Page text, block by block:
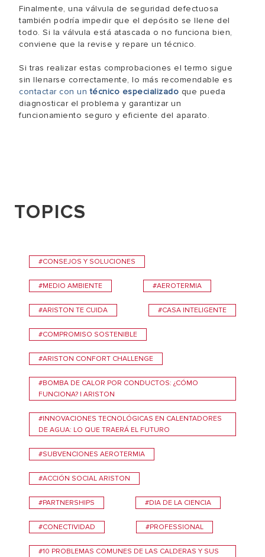
Finalmente, una válvula de seguridad defectuosa
también podría impedir que el depósito se llene del
todo. Si la válvula está atascada o no funciona bien,
conviene que la revise y repare un técnico.
Si tras realizar estas comprobaciones el termo sigue
sin llenarse correctamente, lo más recomendable es
contactar con untécnico especializado que pueda
diagnosticar el problema y garantizar un
funcionamiento seguro y eficiente del aparato.
TOPICS
#CONSEJOS Y SOLUCIONES
#MEDIO AMBIENTE #AEROTERMIA
#ARISTON TE CUIDA #CASA INTELIGENTE
#COMPROMISO SOSTENIBLE
#ARISTON CONFORT CHALLENGE
#BOMBA DE CALOR POR CONDUCTOS: ¿CÓMO
FUNCIONA? | ARISTON
#INNOVACIONES TECNOLÓGICAS EN CALENTADORES
DE AGUA: LO QUE TRAERÁ EL FUTURO
#SUBVENCIONES AEROTERMIA
#ACCIÓN SOCIAL ARISTON
#PARTNERSHIPS #DIA DE LA CIENCIA
#CONECTIVIDAD #PROFESSIONAL
#10 PROBLEMAS COMUNES DE LAS CALDERAS Y SUS